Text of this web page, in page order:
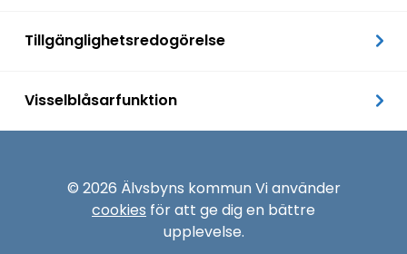
Tillgänglighetsredogörelse
Visselblåsarfunktion
© 2026 Älvsbyns kommun Vi använder
cookies för att ge dig en bättre
upplevelse.